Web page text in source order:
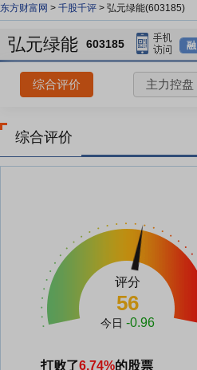
东方财富网 > 千股千评 > 弘元绿能(603185)
弘元绿能 603185 融
综合评价 主力控盘
综合评价
评分
56
今日 -0.96
打败了6.74%的股票